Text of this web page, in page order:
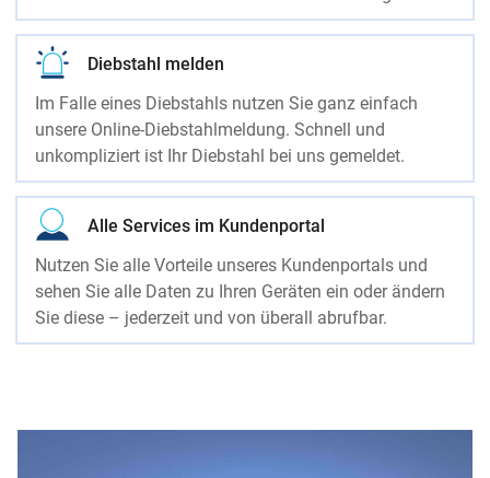
Diebstahl melden
Im Falle eines Diebstahls nutzen Sie ganz einfach
unsere Online-Diebstahlmeldung. Schnell und
unkompliziert ist Ihr Diebstahl bei uns gemeldet.
Alle Services im Kundenportal
Nutzen Sie alle Vorteile unseres Kundenportals und
sehen Sie alle Daten zu Ihren Geräten ein oder ändern
Sie diese – jederzeit und von überall abrufbar.